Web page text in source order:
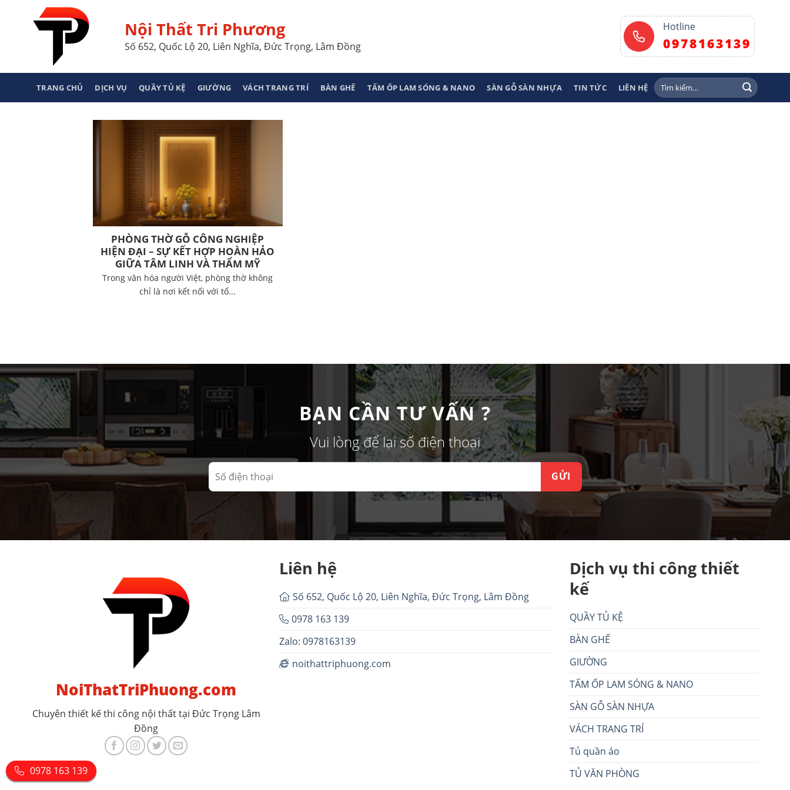
Nội Thất Tri Phương
Số 652, Quốc Lộ 20, Liên Nghĩa, Đức Trọng, Lâm Đồng
Hotline
0978163139
TRANG CHỦ DỊCH VỤ QUẦY TỦ KỆ GIƯỜNG VÁCH TRANG TRÍ BÀN GHẾ TẤM ỐP LAM SÓNG & NANO SÀN GỖ SÀN NHỰA TIN TỨC LIÊN HỆ
Tìm
kiếm:
PHÒNG THỜ GỖ CÔNG NGHIỆP
HIỆN ĐẠI – SỰ KẾT HỢP HOÀN HẢO
GIỮA TÂM LINH VÀ THẨM MỸ
Trong văn hóa người Việt, phòng thờ không
chỉ là nơi kết nối với tổ...
BẠN CẦN TƯ VẤN ?
Vui lòng để lại số điện thoại
NoiThatTriPhuong.com
Chuyên thiết kế thi công nội thất tại Đức Trọng Lâm
Đồng
Liên hệ
Số 652, Quốc Lộ 20, Liên Nghĩa, Đức Trọng, Lâm Đồng
0978 163 139
Zalo: 0978163139
noithattriphuong.com
Dịch vụ thi công thiết
kế
QUẦY TỦ KỆ
BÀN GHẾ
GIƯỜNG
TẤM ỐP LAM SÓNG & NANO
SÀN GỖ SÀN NHỰA
VÁCH TRANG TRÍ
Tủ quần áo
TỦ VĂN PHÒNG
0978 163 139